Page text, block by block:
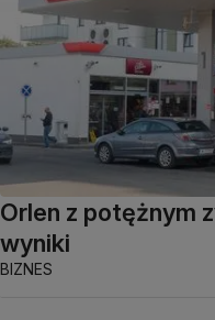
Orlen z potężnym
wyniki
BIZNES